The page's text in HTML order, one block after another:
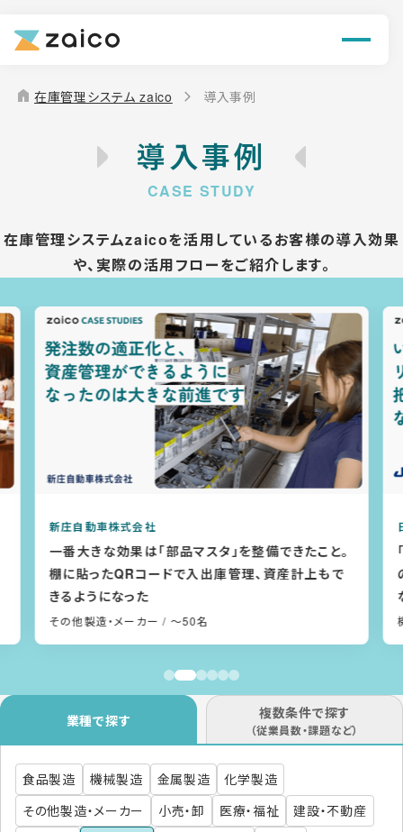
機能
home 在庫管理システム zaico 導入事例
導入事例
在庫管理システムzaicoを活用しているお客様の導入効果
や、 実際の活用フローをご紹介します。
新庄自動車株式会社
一番大きな効果は「部品マスタ」を整備できたこと。
棚に貼ったQRコードで入出庫管理、資産計上もで
きるようになった
その他製造・メーカー/ ～50名
日
な
機
業種で探す 複数条件で探す
（従業員数・課題など）
食品製造 機械製造 金属製造
化学製造
その他製造・メーカー
小売・卸 医療・福祉
建設・不動産